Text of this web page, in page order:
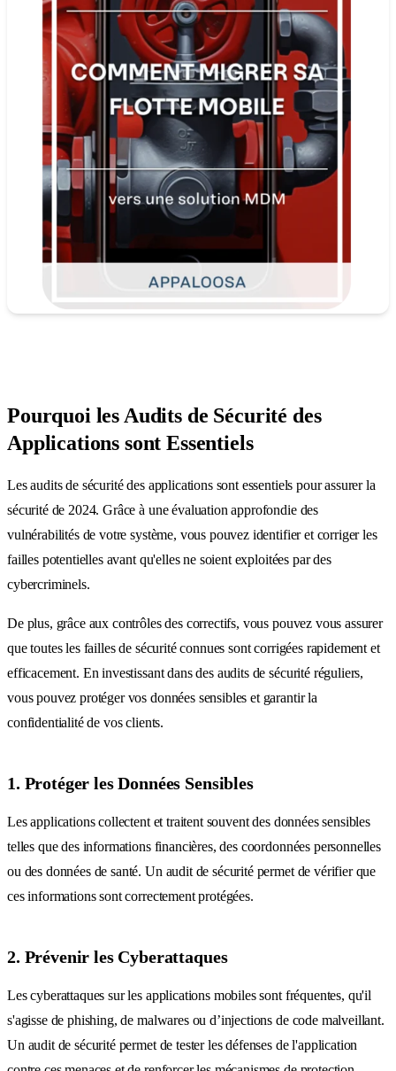
Pourquoi les Audits de Sécurité des
Applications sont Essentiels
Les audits de sécurité des applications sont essentiels pour assurer la
sécurité de 2024. Grâce à une évaluation approfondie des
vulnérabilités de votre système, vous pouvez identifier et corriger les
failles potentielles avant qu'elles ne soient exploitées par des
cybercriminels.
De plus, grâce aux contrôles des correctifs, vous pouvez vous assurer
que toutes les failles de sécurité connues sont corrigées rapidement et
efficacement. En investissant dans des audits de sécurité réguliers,
vous pouvez protéger vos données sensibles et garantir la
confidentialité de vos clients.
1. Protéger les Données Sensibles
Les applications collectent et traitent souvent des données sensibles
telles que des informations financières, des coordonnées personnelles
ou des données de santé. Un audit de sécurité permet de vérifier que
ces informations sont correctement protégées.
2. Prévenir les Cyberattaques
Les cyberattaques sur les applications mobiles sont fréquentes, qu'il
s'agisse de phishing, de malwares ou d’injections de code malveillant.
Un audit de sécurité permet de tester les défenses de l'application